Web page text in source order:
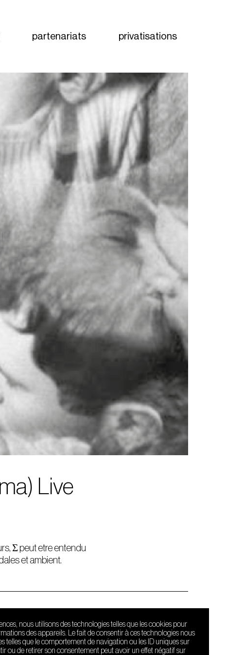
partenariats privatisations
Live
Σ peut etre entendu
et ambient.
nous utilisons des technologies telles que les cookies pour
des appareils. Le fait de consentir à ces technologies nous
telles que le comportement de navigation ou les ID uniques sur
ou de retirer son consentement peut avoir un effet négatif sur